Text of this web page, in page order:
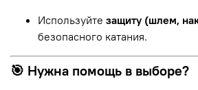
Используйте защиту (шлем,
безопасного катания.
🎯 Нужна помощь в выборе?